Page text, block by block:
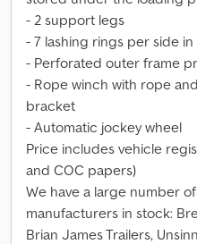
- 2 support legs
- 7 lashing rings per side
- Perforated outer frame
- Rope winch with rope
bracket
- Automatic jockey wheel
Price includes vehicle
and COC papers)
We have a large number
manufacturers in stock:
Brian James Trailers,